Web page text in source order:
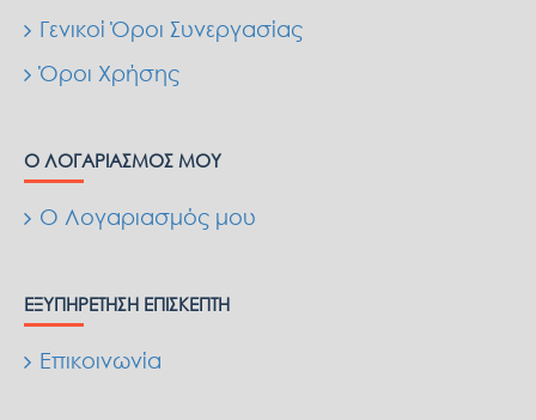
Γενικοί Όροι Συνεργασίας
Όροι Χρήσης
Ο ΛΟΓΑΡΙΑΣΜΌΣ ΜΟΥ
Ο Λογαριασμός μου
ΕΞΥΠΗΡΈΤΗΣΗ ΕΠΙΣΚΈΠΤΗ
Επικοινωνία